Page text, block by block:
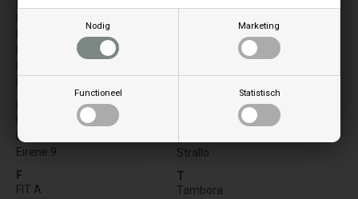
Nodig Marketing
Functioneel Statistisch
Eirene 6
Eirene 9
F
FIT A
Strallo
T
Tambora